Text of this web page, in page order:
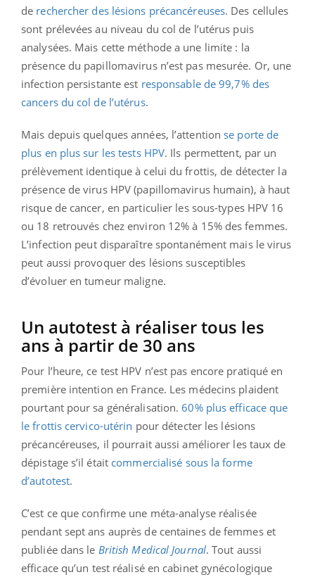
de rechercher des lésions précancéreuses. Des cellules
sont prélevées au niveau du col de l’utérus puis
analysées. Mais cette méthode a une limite : la
présence du papillomavirus n’est pas mesurée. Or, une
infection persistante est responsable de 99,7% des
cancers du col de l’utérus.
Mais depuis quelques années, l’attention se porte de
plus en plus sur les tests HPV. Ils permettent, par un
prélèvement identique à celui du frottis, de détecter la
présence de virus HPV (papillomavirus humain), à haut
risque de cancer, en particulier les sous-types HPV 16
ou 18 retrouvés chez environ 12% à 15% des femmes.
L’infection peut disparaître spontanément mais le virus
peut aussi provoquer des lésions susceptibles
d’évoluer en tumeur maligne.
Un autotest à réaliser tous les
ans à partir de 30 ans
Pour l’heure, ce test HPV n’est pas encore pratiqué en
première intention en France. Les médecins plaident
pourtant pour sa généralisation. 60% plus efficace que
le frottis cervico-utérin pour détecter les lésions
précancéreuses, il pourrait aussi améliorer les taux de
dépistage s’il était commercialisé sous la forme
d’autotest.
C’est ce que confirme une méta-analyse réalisée
pendant sept ans auprès de centaines de femmes et
publiée dans le British Medical Journal. Tout aussi
efficace qu’un test réalisé en cabinet gynécologique